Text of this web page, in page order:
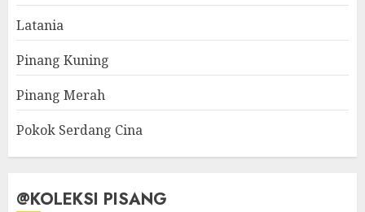
Latania
Pinang Kuning
Pinang Merah
Pokok Serdang Cina
@KOLEKSI PISANG